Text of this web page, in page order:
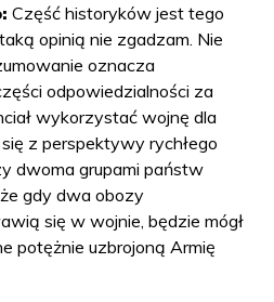
Część historyków jest tego
opinią nie zgadzam. Nie
oznacza
odpowiedzialności za
wykorzystać wojnę dla
z perspektywy rychłego
dwoma grupami państw
gdy dwa obozy
się w wojnie, będzie mógł
potężnie uzbrojoną Armię